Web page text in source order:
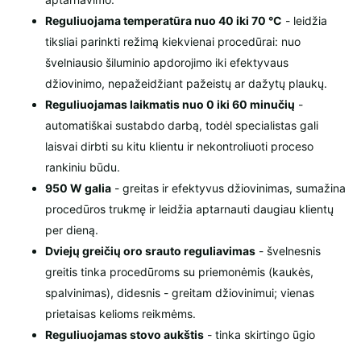
Reguliuojama temperatūra nuo 40 iki 70 °C - leidžia
tiksliai parinkti režimą kiekvienai procedūrai: nuo
švelniausio šiluminio apdo­rojimo iki efektyvaus
džiovinimo, nepažeidžiant pažeistų ar dažytų plaukų.
Reguliuojamas laikmatis nuo 0 iki 60 minučių -
automatiškai sustabdo darbą, todėl specialistas gali
laisvai dirbti su kitu klientu ir nekontroliuoti proceso
rankiniu būdu.
950 W galia - greitas ir efektyvus džiovinimas, sumažina
procedūros trukmę ir leidžia aptarnauti daugiau klientų
per dieną.
Dviejų greičių oro srauto reguliavimas - švelnesnis
greitis tinka procedūroms su priemonėmis (kaukės,
spalvinimas), didesnis - greitam džiovinimui; vienas
prietaisas kelioms reikmėms.
Reguliuojamas stovo aukštis - tinka skirtingo ūgio